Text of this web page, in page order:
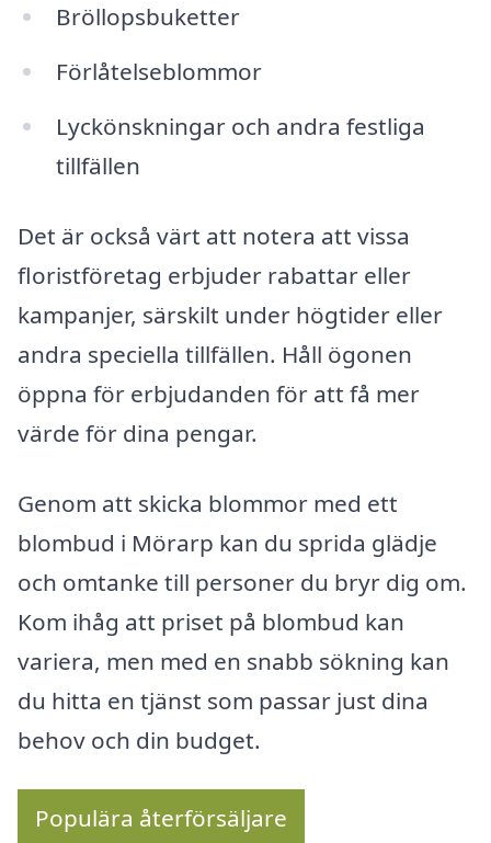
Bröllopsbuketter
Förlåtelseblommor
Lyckönskningar och andra festliga
tillfällen
Det är också värt att notera att vissa
floristföretag erbjuder rabattar eller
kampanjer, särskilt under högtider eller
andra speciella tillfällen. Håll ögonen
öppna för erbjudanden för att få mer
värde för dina pengar.
Genom att skicka blommor med ett
blombud i Mörarp kan du sprida glädje
och omtanke till personer du bryr dig om.
Kom ihåg att priset på blombud kan
variera, men med en snabb sökning kan
du hitta en tjänst som passar just dina
behov och din budget.
Populära återförsäljare